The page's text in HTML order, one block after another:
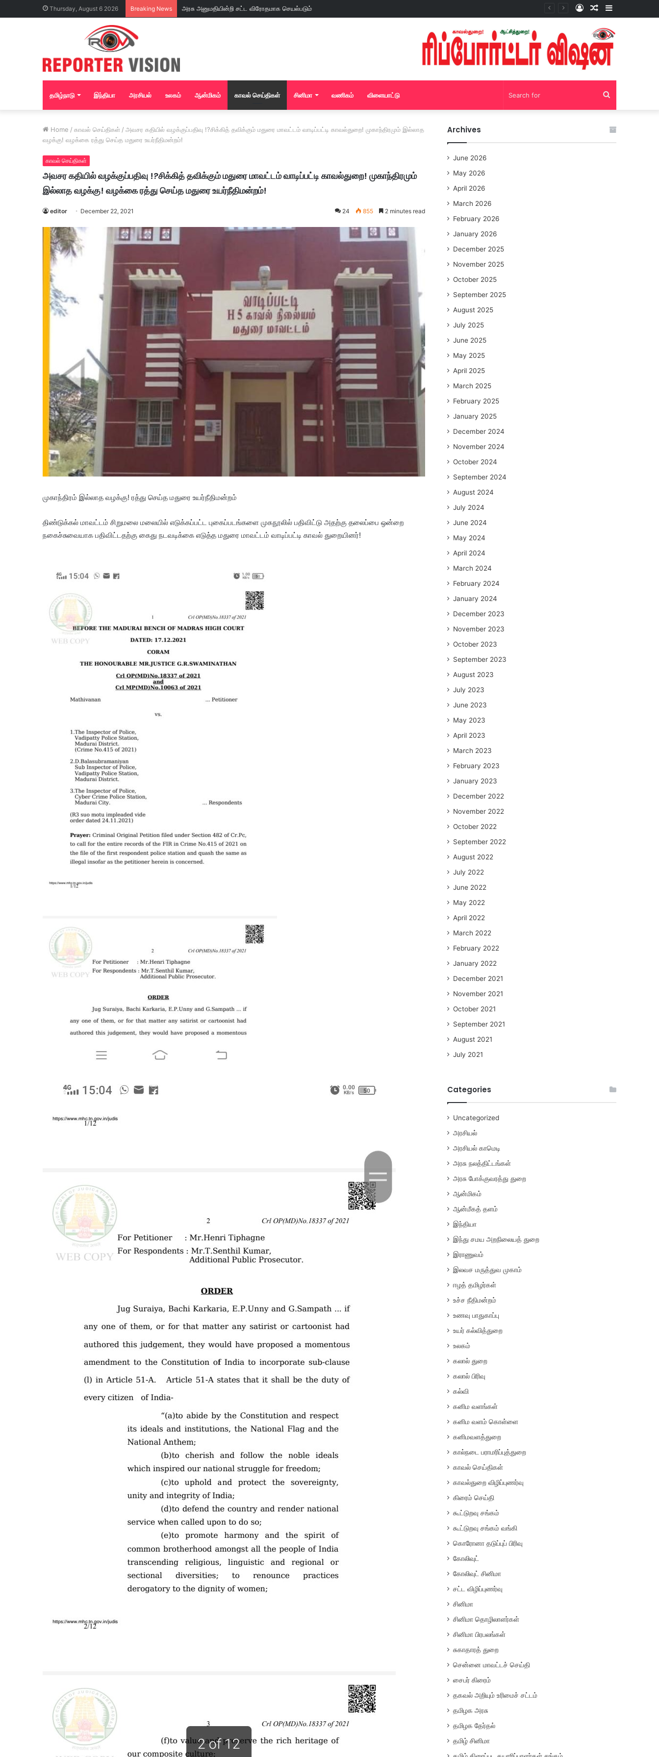
Thursday, August 6 2026 Breaking News Sidebar
Random
Log
தமிழ்நாடு இந்தியா அரசியல் உலகம் ஆன்மிகம் காவல் செய்திகள் சினிமா வணிகம் விளையாட்டு Search
Home / காவல் செய்திகள் / அவசர கதியில் வழக்குப்பதிவு !?சிக்கித் தவிக்கும் மதுரை மாவட்டம் வாடிப்பட்டி காவல்துறை! முகாந்திரமும் இல்லாத
வழக்கு! வழக்கை ரத்து செய்த மதுரை உயர்நீதிமன்றம்!
காவல் செய்திகள்
அவசர கதியில் வழக்குப்பதிவு !?சிக்கித் தவிக்கும் மதுரை மாவட்டம் வாடிப்பட்டி காவல்துறை! முகாந்திரமும்
இல்லாத வழக்கு! வழக்கை ரத்து செய்த மதுரை உயர்நீதிமன்றம்!
editor December 22, 2021 24 855 2 minutes read
முகாந்திரம் இல்லாத வழக்கு! ரத்து செய்த மதுரை உயர்நீதிமன்றம்
திண்டுக்கல் மாவட்டம் சிறுமலை மலையில் எடுக்கப்பட்ட புகைப்படங்களை முகநூலில் பதிவிட்டு அதற்கு தலைப்பை ஒன்றை
நகைச்சுவையாக பதிவிட்டதற்கு கைது நடவடிக்கை எடுத்த மதுரை மாவட்டம் வாடிப்பட்டி காவல் துறையினர்!
Archives
June 2026
May 2026
April 2026
March 2026
February 2026
January 2026
December 2025
November 2025
October 2025
September 2025
August 2025
July 2025
June 2025
May 2025
April 2025
March 2025
February 2025
January 2025
December 2024
November 2024
October 2024
September 2024
August 2024
July 2024
June 2024
May 2024
April 2024
March 2024
February 2024
January 2024
December 2023
November 2023
October 2023
September 2023
August 2023
July 2023
June 2023
May 2023
April 2023
March 2023
February 2023
January 2023
December 2022
November 2022
October 2022
September 2022
August 2022
July 2022
June 2022
May 2022
April 2022
March 2022
February 2022
January 2022
December 2021
November 2021
October 2021
September 2021
August 2021
July 2021
Categories
Uncategorized
அரசியல்
அரசியல் காமெடி
அரசு நலத்திட்டங்கள்
அரசு போக்குவரத்து துறை
ஆன்மிகம்
ஆன்மீகத் தளம்
இந்தியா
இந்து சமய அறநிலையத் துறை
இராணுவம்
இலவச மருத்துவ முகாம்
ஈழத் தமிழர்கள்
உச்ச நீதிமன்றம்
உணவு பாதுகாப்பு
உயர் கல்வித்துறை
உலகம்
கலால் துறை
கலால் பிரிவு
கல்வி
கனிம வளங்கள்
கனிம வளம் கொள்ளை
கனிமவளத்துறை
கால்நடை பராமரிப்புத்துறை
காவல் செய்திகள்
காவல்துறை விழிப்புணர்வு
கிரைம் செய்தி
கூட்டுறவு சங்கம்
கூட்டுறவு சங்கம் வங்கி
கொரோனா தடுப்புப் பிரிவு
கோலிவுட்
கோலிவுட் சினிமா
சட்ட விழிப்புணர்வு
சினிமா
சினிமா தொழிலாளர்கள்
சினிமா பிரபலங்கள்
சுகாதாரத் துறை
சென்னை மாவட்டச் செய்தி
சைபர் கிரைம்
தகவல் அறியும் உரிமைச் சட்டம்
தமிழக அரசு
தமிழக தேர்தல்
தமிழ் சினிமா